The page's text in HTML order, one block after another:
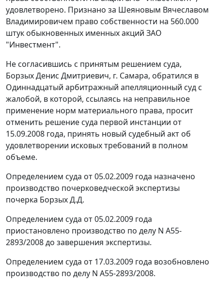
удовлетворено. Признано за Шеяновым Вячеславом
Владимировичем право собственности на 560.000
штук обыкновенных именных акций ЗАО
"Инвестмент".
Не согласившись с принятым решением суда,
Борзых Денис Дмитриевич, г. Самара, обратился в
Одиннадцатый арбитражный апелляционный суд с
жалобой, в которой, ссылаясь на неправильное
применение норм материального права, просит
отменить решение суда первой инстанции от
15.09.2008 года, принять новый судебный акт об
удовлетворении исковых требований в полном
объеме.
Определением суда от 05.02.2009 года назначено
производство почерковедческой экспертизы
почерка Борзых Д.Д.
Определением суда от 05.02.2009 года
приостановлено производство по делу N А55-
2893/2008 до завершения экспертизы.
Определением суда от 17.03.2009 года возобновлено
производство по делу N А55-2893/2008.